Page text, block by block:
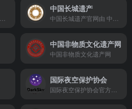
中国长城遗产
中国非物质文化遗产网
中国非物质文化遗产网
国际夜空保护协会